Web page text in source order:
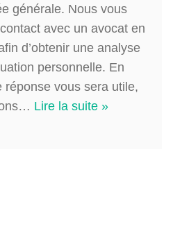
générale. Nous vous
avec un avocat en
d’obtenir une analyse
personnelle. En
réponse vous sera utile,
… Lire la suite »